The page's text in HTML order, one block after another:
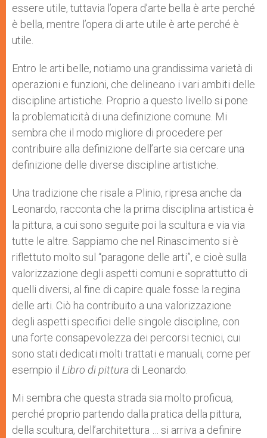
essere utile, tuttavia l’opera d’arte bella è arte perché
è bella, mentre l’opera di arte utile è arte perché è
utile.
Entro le arti belle, notiamo una grandissima varietà di
operazioni e funzioni, che delineano i vari ambiti delle
discipline artistiche. Proprio a questo livello si pone
la problematicità di una definizione comune. Mi
sembra che il modo migliore di procedere per
contribuire alla definizione dell’arte sia cercare una
definizione delle diverse discipline artistiche.
Una tradizione che risale a Plinio, ripresa anche da
Leonardo, racconta che la prima disciplina artistica è
la pittura, a cui sono seguite poi la scultura e via via
tutte le altre. Sappiamo che nel Rinascimento si è
riflettuto molto sul “paragone delle arti”, e cioè sulla
valorizzazione degli aspetti comuni e soprattutto di
quelli diversi, al fine di capire quale fosse la regina
delle arti. Ciò ha contribuito a una valorizzazione
degli aspetti specifici delle singole discipline, con
una forte consapevolezza dei percorsi tecnici, cui
sono stati dedicati molti trattati e manuali, come per
esempio il Libro di pittura di Leonardo.
Mi sembra che questa strada sia molto proficua,
perché proprio partendo dalla pratica della pittura,
della scultura, dell’architettura … si arriva a definire